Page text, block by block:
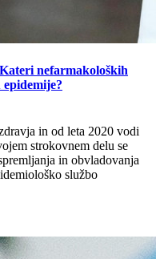
nefarmakoloških
in od leta 2020 vodi
strokovnem delu se
in obvladovanja
službo